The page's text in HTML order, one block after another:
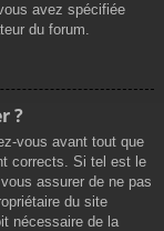
avez spécifiée
du forum.
?
vous avant tout que
corrects. Si tel est le
assurer de ne pas
du site
nécessaire de la